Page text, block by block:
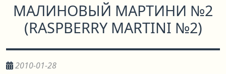
МАЛИНОВЫЙ МАРТИНИ №2
(RASPBERRY MARTINI №2)
2010-01-28